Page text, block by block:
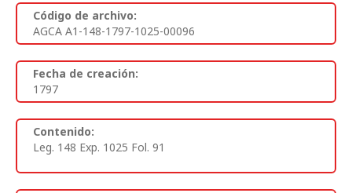
Código de archivo:
AGCA A1-148-1797-1025-00096
Fecha de creación:
1797
Contenido:
Leg. 148 Exp. 1025 Fol. 91